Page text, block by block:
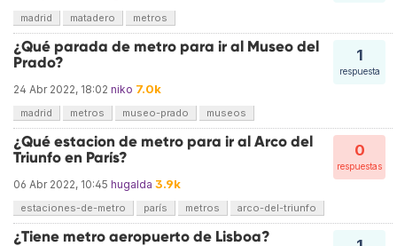
madrid matadero metros
1
respuesta
¿Qué parada de metro para ir al Museo del
Prado?
24 Abr 2022, 18:02 niko 7.0k
madrid metros museo-prado museos
0
respuestas
¿Qué estacion de metro para ir al Arco del
Triunfo en París?
06 Abr 2022, 10:45 hugalda 3.9k
estaciones-de-metro parís metros arco-del-triunfo
¿Tiene metro aeropuerto de Lisboa?